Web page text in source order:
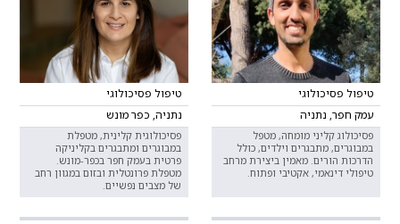
טיפול פסיכולוגי
עמק חפר, נתניה
פסיכולוג קליני מומחה, מטפל
במבוגרים, מתבגרים וילדים, כולל
הדרכות הורים. מאמין ביצירת מרחב
טיפולי דינאמי, אקטיבי ופתוח.
טיפול פסיכולוגי
נתניה, כפר מונש
פסיכולוגית קלינית, מטפלת
במבוגרים ומתבגרים בקליניקה
פרטית בעמק חפר בכפר-מונש.
מטפלת פרונטלית ובזום במגוון רחב
של מצבים נפשיים.